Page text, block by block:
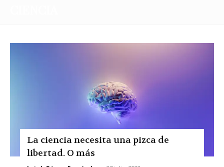
La ciencia necesita una pizca de
libertad. O más